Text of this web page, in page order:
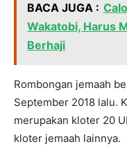
BACA JUGA :
Wakatobi, Harus
Berhaji
Rombongan jemaah
September 2018 lalu.
merupakan kloter 20
kloter jemaah lainnya.